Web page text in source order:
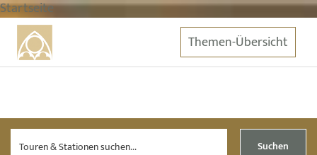
Startseite
Themen-Übersicht
Suchen